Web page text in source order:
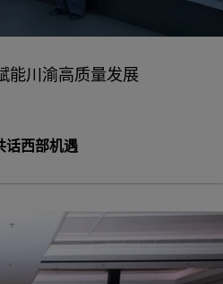
能川渝高质量发展
话西部机遇